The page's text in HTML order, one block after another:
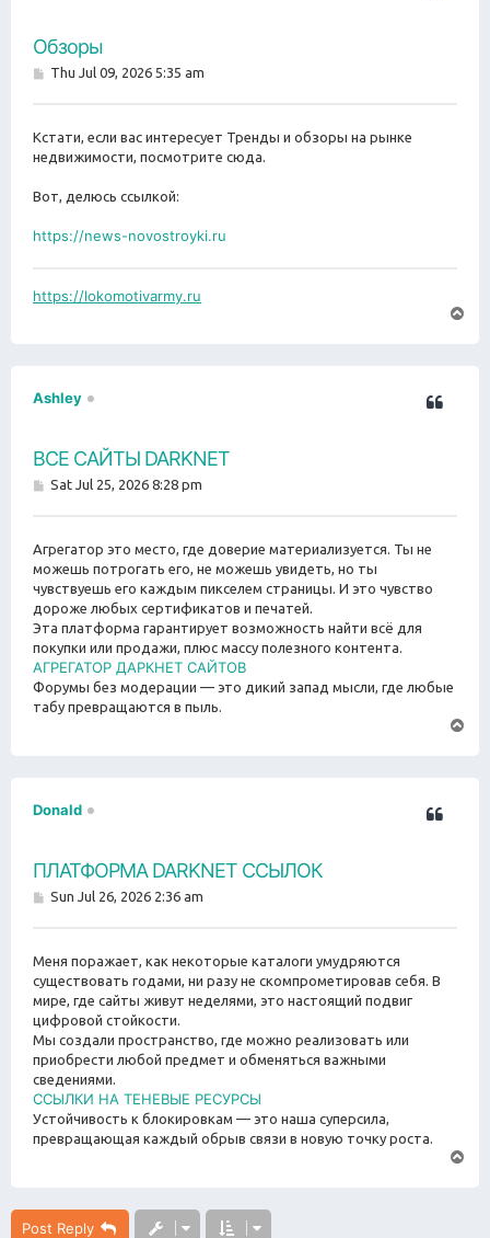
Обзоры
PThu Jul 09, 2026 5:35 am
Кстати, если вас интересует Тренды и обзоры на рынке
недвижимости, посмотрите сюда.
Вот, делюсь ссылкой:
https://news-novostroyki.ru
https://lokomotivarmy.ru
Ashley
ВСЕ САЙТЫ DARKNET
PSat Jul 25, 2026 8:28 pm
Агрегатор это место, где доверие материализуется. Ты не
можешь потрогать его, не можешь увидеть, но ты
чувствуешь его каждым пикселем страницы. И это чувство
дороже любых сертификатов и печатей.
Эта платформа гарантирует возможность найти всё для
покупки или продажи, плюс массу полезного контента.
АГРЕГАТОР ДАРКНЕТ САЙТОВ
Форумы без модерации — это дикий запад мысли, где любые
табу превращаются в пыль.
Donald
ПЛАТФОРМА DARKNET ССЫЛОК
PSun Jul 26, 2026 2:36 am
Меня поражает, как некоторые каталоги умудряются
существовать годами, ни разу не скомпрометировав себя. В
мире, где сайты живут неделями, это настоящий подвиг
цифровой стойкости.
Мы создали пространство, где можно реализовать или
приобрести любой предмет и обменяться важными
сведениями.
ССЫЛКИ НА ТЕНЕВЫЕ РЕСУРСЫ
Устойчивость к блокировкам — это наша суперсила,
превращающая каждый обрыв связи в новую точку роста.
Post Reply